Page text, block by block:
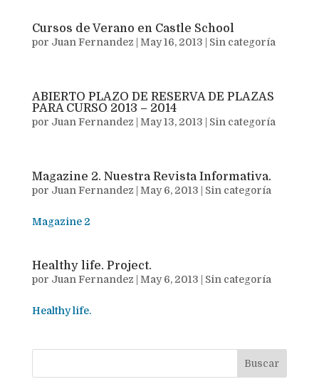
Cursos de Verano en Castle School
por Juan Fernandez May 16, 2013 Sin categoría
ABIERTO PLAZO DE RESERVA DE PLAZAS
PARA CURSO 2013 – 2014
por Juan Fernandez May 13, 2013 Sin categoría
Magazine 2. Nuestra Revista Informativa.
por Juan Fernandez May 6, 2013 Sin categoría
Magazine 2
Healthy life. Project.
por Juan Fernandez May 6, 2013 Sin categoría
Healthy life.